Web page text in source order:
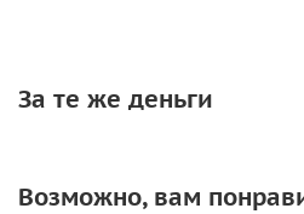
За те же деньги
Возможно, вам